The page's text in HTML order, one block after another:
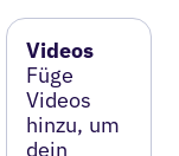
Videos
Füge
Videos
hinzu, um
dein